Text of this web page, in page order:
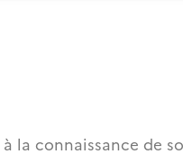
la connaissance de